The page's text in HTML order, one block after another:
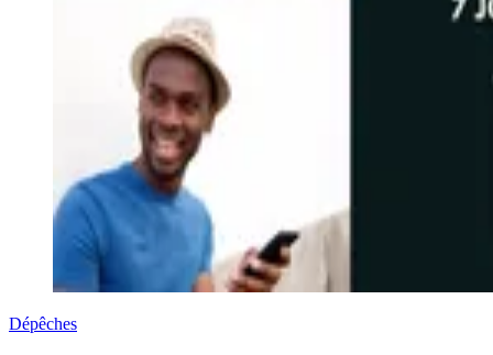
Dépêches